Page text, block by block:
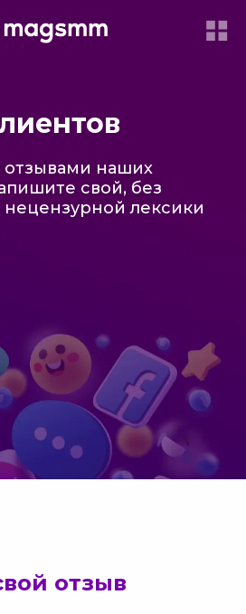
отзывами наших
свой, без
нецензурной лексики
отзыв